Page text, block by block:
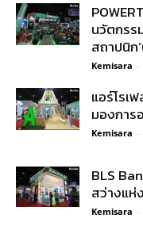
นวัตกรร
สถาปนิก
Kemisara -
แอร์โรเ
มองการ
Kemisara -
BLS
สว่างแห่
Kemisara -